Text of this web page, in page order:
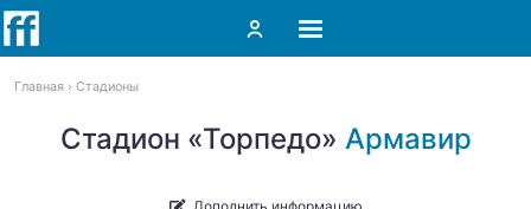
Главная Стадионы
Стадион «Торпедо» Армавир